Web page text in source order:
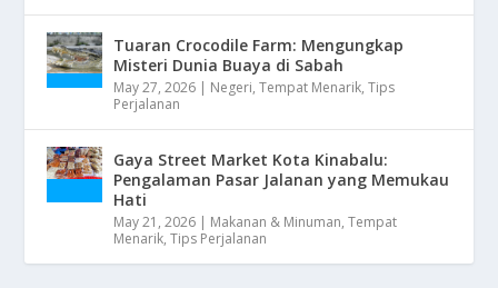
Tuaran Crocodile Farm: Mengungkap
Misteri Dunia Buaya di Sabah
May 27, 2026 | Negeri,Tempat Menarik,Tips
Perjalanan
Gaya Street Market Kota Kinabalu:
Pengalaman Pasar Jalanan yang Memukau
Hati
May 21, 2026 | Makanan & Minuman,Tempat
Menarik,Tips Perjalanan